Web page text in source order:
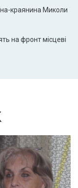
краянина Миколи
на фронт місцеві